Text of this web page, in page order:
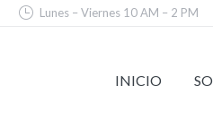
Lunes – Viernes 10 AM – 2 PM
INICIO